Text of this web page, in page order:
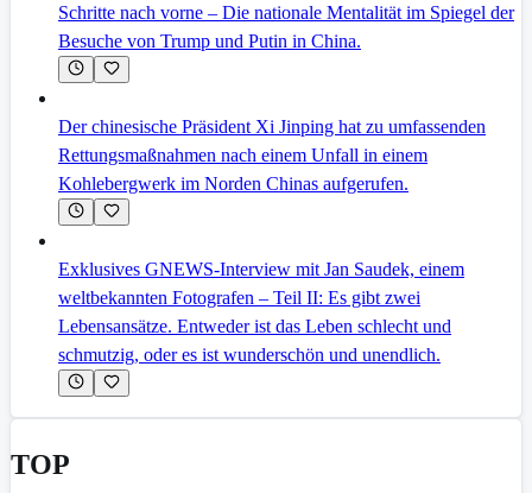
Schritte nach vorne – Die nationale Mentalität im Spiegel der
Besuche von Trump und Putin in China.
Der chinesische Präsident Xi Jinping hat zu umfassenden
Rettungsmaßnahmen nach einem Unfall in einem
Kohlebergwerk im Norden Chinas aufgerufen.
Exklusives GNEWS-Interview mit Jan Saudek, einem
weltbekannten Fotografen – Teil II: Es gibt zwei
Lebensansätze. Entweder ist das Leben schlecht und
schmutzig, oder es ist wunderschön und unendlich.
TOP